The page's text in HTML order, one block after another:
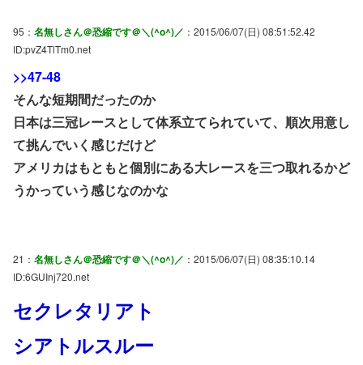
95： 名無しさん＠恐縮です＠＼(^o^)／ ：2015/06/07(日) 08:51:52.42
ID:pvZ4TlTm0.net
>>47-48
そんな短期間だったのか
日本は三冠レースとして体系立てられていて、順次用意し
て挑んでいく感じだけど
アメリカはもともと個別にある大レースを三つ取れるかど
うかっていう感じなのかな
21： 名無しさん＠恐縮です＠＼(^o^)／ ：2015/06/07(日) 08:35:10.14
ID:6GUInj720.net
セクレタリアト
シアトルスルー